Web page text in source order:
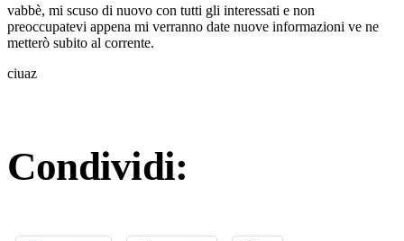
vabbè, mi scuso di nuovo con tutti gli interessati e non
preoccupatevi appena mi verranno date nuove informazioni ve ne
metterò subito al corrente.
ciuaz
Condividi: